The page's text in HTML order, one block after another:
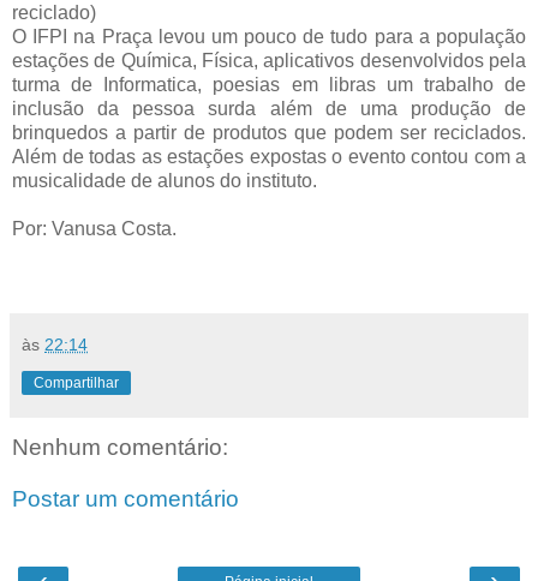
reciclado)
O IFPI na Praça levou um pouco de tudo para a população
estações de Química, Física, aplicativos desenvolvidos pela
turma de Informatica, poesias em libras um trabalho de
inclusão da pessoa surda além de uma produção de
brinquedos a partir de produtos que podem ser reciclados.
Além de todas as estações expostas o evento contou com a
musicalidade de alunos do instituto.
Por: Vanusa Costa.
às 22:14
Compartilhar
Nenhum comentário:
Postar um comentário